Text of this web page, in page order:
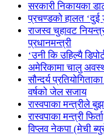
सरकारी निकायका
प्रचण्डको हालत ‘दुई
राजस्व चुहावट
प्रधानमन्त्री
‘उनी कि उहिल्यै
अमेरिकामा चालु
सौन्दर्य
वर्षको जेल सजाय
रास्वपाका मन्त्रीले
रास्वपाका मन्त्री
विप्लव नेकपा (मेची